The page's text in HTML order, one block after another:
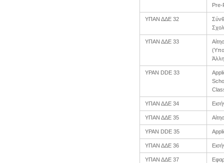
Pre-
ΥΠΑΝ ΔΔΕ 32
ΥΠΑΝ ΔΔΕ 33
YPAN DDE 33
ΥΠΑΝ ΔΔΕ 34
ΥΠΑΝ ΔΔΕ 35
YPAN DDE 35
ΥΠΑΝ ΔΔΕ 36
ΥΠΑΝ ΔΔΕ 37